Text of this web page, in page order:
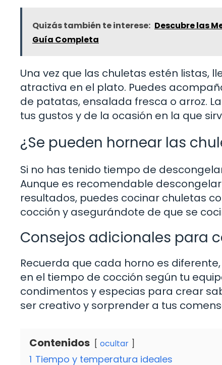
Quizás también te interese: Descubre las
Guía Completa
Una vez que las chuletas estén listas,
atractiva en el plato. Puedes
de patatas, ensalada fresca o arroz.
tus gustos y de la ocasión en la que
¿Se pueden hornear las
Si no has tenido tiempo de
Aunque es recomendable
resultados, puedes cocinar chuletas
cocción y asegurándote de que se
Consejos adicionales para
Recuerda que cada horno es
en el tiempo de cocción según tu
condimentos y especias para crear
ser creativo y sorprender a tus
Contenidos ocultar
1 Tiempo y temperatura ideales